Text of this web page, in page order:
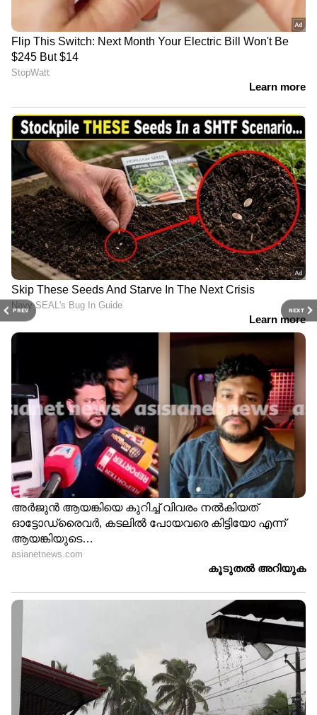
PREV NEXT